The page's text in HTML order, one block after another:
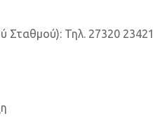
Σταθμού): Τηλ. 27320 23421